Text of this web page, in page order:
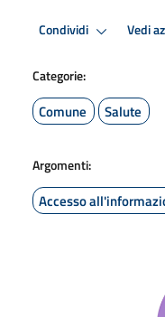
Condividi Vedi
Categorie:
Comune Salute
Argomenti:
Accesso